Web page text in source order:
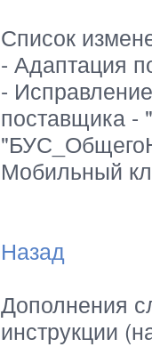
Список
- Адаптация
-
поставщика -
Мобильный
Назад
Дополнения
инструкции